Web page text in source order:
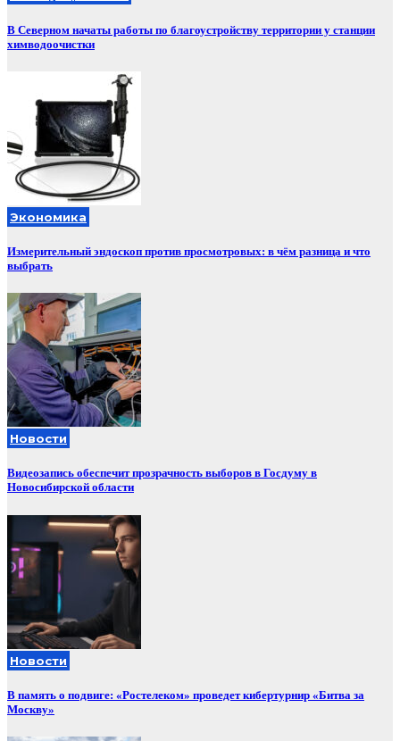
В Северном начаты работы по благоустройству территории у станции
химводоочистки
Экономика
Измерительный эндоскоп против просмотровых: в чём разница и что
выбрать
Новости
Видеозапись обеспечит прозрачность выборов в Госдуму в
Новосибирской области
Новости
В память о подвиге: «Ростелеком» проведет кибертурнир «Битва за
Москву»